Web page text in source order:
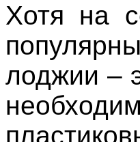
Хотя на
лоджии –